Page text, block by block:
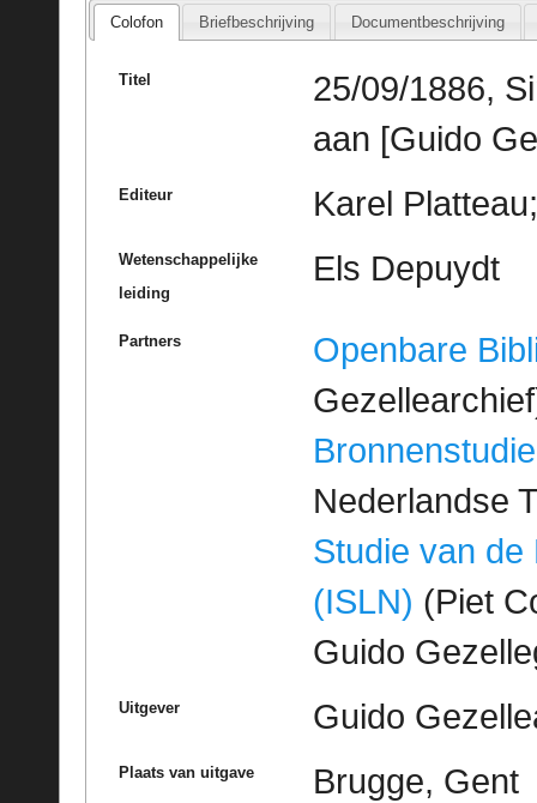
Colofon Briefbeschrijving Documentbeschrijving
Titel
25/09/1886,
aan [Guido
Editeur Karel
Wetenschappelijke
leiding
Els Depuydt
Partners
Openbare
Bronnenstudie
Nederlandse
Studie van de
(ISLN) (Piet
Guido
Uitgever Guido
Plaats van uitgave Brugge, Gent